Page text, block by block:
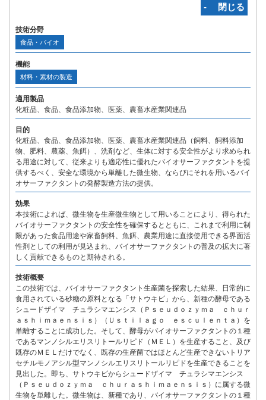
‐ 閉じる
技術分野
食品・バイオ
機能
材料・素材の製造
適用製品
化粧品、食品、食品添加物、医薬、農畜水産業関連品
目的
化粧品、食品、食品添加物、医薬、農畜水産業関連品（飼料、飼料添加
物、肥料、農薬、魚餌）、洗剤など、生体に対する安全性がより求められ
る用途に対して、従来よりも適応性に優れたバイオサーファクタントを提
供するべく、安全な環境から単離した微生物、ならびにそれを用いるバイ
オサーファクタントの発酵製造方法の提供。
効果
本技術によれば、微生物を生産微生物として用いることにより、得られた
バイオサーファクタントの安全性を確保するとともに、これまで利用に制
限があった食品用途や家畜飼料、魚餌、農業用途に直接使用できる界面活
性剤としての利用が見込まれ、バイオサーファクタントの普及の拡大に著
しく貢献できるものと期待される。
技術概要
この技術では、バイオサーファクタント生産菌を探索した結果、日常的に
食用されている砂糖の原料となる「サトウキビ」から、新種の酵母である
シュードザイマ チュラシマエンシス（Ｐｓｅｕｄｏｚｙｍａ ｃｈｕｒ
ａｓｈｉｍａｅｎｓｉｓ）（Ｕｓｔｉｌａｇｏ ｅｓｃｕｌｅｎｔａ）を
単離することに成功した。そして、酵母がバイオサーファクタントの１種
であるマンノシルエリスリトールリピド（ＭＥＬ）を生産すること、及び
既存のＭＥＬだけでなく、既存の生産菌ではほとんど生産できないトリア
セチルモノアシル型マンノシルエリスリトールリピドを生産できることを
見出した。即ち、サトウキビからシュードザイマ チュラシマエンシス
（Ｐｓｅｕｄｏｚｙｍａ ｃｈｕｒａｓｈｉｍａｅｎｓｉｓ）に属する微
生物を単離した。微生物は、新種であり、バイオサーファクタントの１種